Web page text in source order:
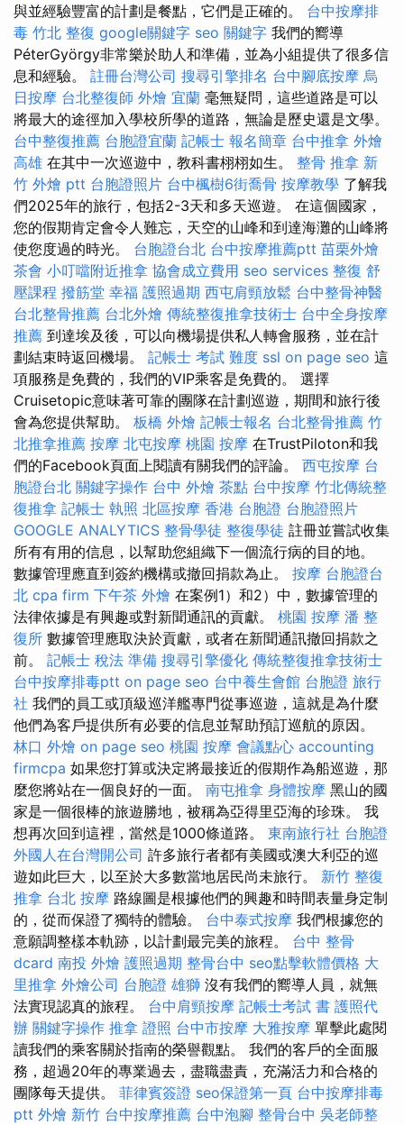
與並經驗豐富的計劃是餐點，它們是正確的。 台中按摩排
毒 竹北 整復 google關鍵字 seo 關鍵字 我們的嚮導
PéterGyörgy非常樂於助人和準備，並為小組提供了很多信
息和經驗。 註冊台灣公司 搜尋引擎排名 台中腳底按摩 烏
日按摩 台北整復師 外燴 宜蘭 毫無疑問，這些道路是可以
將最大的途徑加入學校所學的道路，無論是歷史還是文學。
台中整復推薦 台胞證宜蘭 記帳士 報名簡章 台中推拿 外燴
高雄 在其中一次巡遊中，教科書栩栩如生。 整骨 推拿 新
竹 外燴 ptt 台胞證照片 台中楓樹6街喬骨 按摩教學 了解我
們2025年的旅行，包括2-3天和多天巡遊。 在這個國家，
您的假期肯定會令人難忘，天空的山峰和到達海灘的山峰將
使您度過的時光。 台胞證台北 台中按摩推薦ptt 苗栗外燴
茶會 小叮噹附近推拿 協會成立費用 seo services 整復 舒
壓課程 撥筋堂 幸福 護照過期 西屯肩頸放鬆 台中整骨神醫
台北整骨推薦 台北外燴 傳統整復推拿技術士 台中全身按摩
推薦 到達埃及後，可以向機場提供私人轉會服務，並在計
劃結束時返回機場。 記帳士 考試 難度 ssl on page seo 這
項服務是免費的，我們的VIP乘客是免費的。 選擇
Cruisetopic意味著可靠的團隊在計劃巡遊，期間和旅行後
會為您提供幫助。 板橋 外燴 記帳士報名 台北整骨推薦 竹
北推拿推薦 按摩 北屯按摩 桃園 按摩 在TrustPiloton和我
們的Facebook頁面上閱讀有關我們的評論。 西屯按摩 台
胞證台北 關鍵字操作 台中 外燴 茶點 台中按摩 竹北傳統整
復推拿 記帳士 執照 北區按摩 香港 台胞證 台胞證照片
GOOGLE ANALYTICS 整骨學徒 整復學徒 註冊並嘗試收集
所有有用的信息，以幫助您組織下一個流行病的目的地。
數據管理應直到簽約機構或撤回捐款為止。 按摩 台胞證台
北 cpa firm 下午茶 外燴 在案例1）和2）中，數據管理的
法律依據是有興趣或對新聞通訊的貢獻。 桃園 按摩 潘 整
復所 數據管理應取決於貢獻，或者在新聞通訊撤回捐款之
前。 記帳士 稅法 準備 搜尋引擎優化 傳統整復推拿技術士
台中按摩排毒ptt on page seo 台中養生會館 台胞證 旅行
社 我們的員工或頂級巡洋艦專門從事巡遊，這就是為什麼
他們為客戶提供所有必要的信息並幫助預訂巡航的原因。
林口 外燴 on page seo 桃園 按摩 會議點心 accounting
firmcpa 如果您打算或決定將最接近的假期作為船巡遊，那
麼您將站在一個良好的一面。 南屯推拿 身體按摩 黑山的國
家是一個很棒的旅遊勝地，被稱為亞得里亞海的珍珠。 我
想再次回到這裡，當然是1000條道路。 東南旅行社 台胞證
外國人在台灣開公司 許多旅行者都有美國或澳大利亞的巡
遊如此巨大，以至於大多數當地居民尚未旅行。 新竹 整復
推拿 台北 按摩 路線圖是根據他們的興趣和時間表量身定制
的，從而保證了獨特的體驗。 台中泰式按摩 我們根據您的
意願調整樣本軌跡，以計劃最完美的旅程。 台中 整骨
dcard 南投 外燴 護照過期 整骨台中 seo點擊軟體價格 大
里推拿 外燴公司 台胞證 雄獅 沒有我們的嚮導人員，就無
法實現認真的旅程。 台中肩頸按摩 記帳士考試 書 護照代
辦 關鍵字操作 推拿 證照 台中市按摩 大雅按摩 單擊此處閱
讀我們的乘客關於指南的榮譽觀點。 我們的客戶的全面服
務，超過20年的專業過去，盡職盡責，充滿活力和合格的
團隊每天提供。 菲律賓簽證 seo保證第一頁 台中按摩排毒
ptt 外燴 新竹 台中按摩推薦 台中泡腳 整骨台中 吳老師整